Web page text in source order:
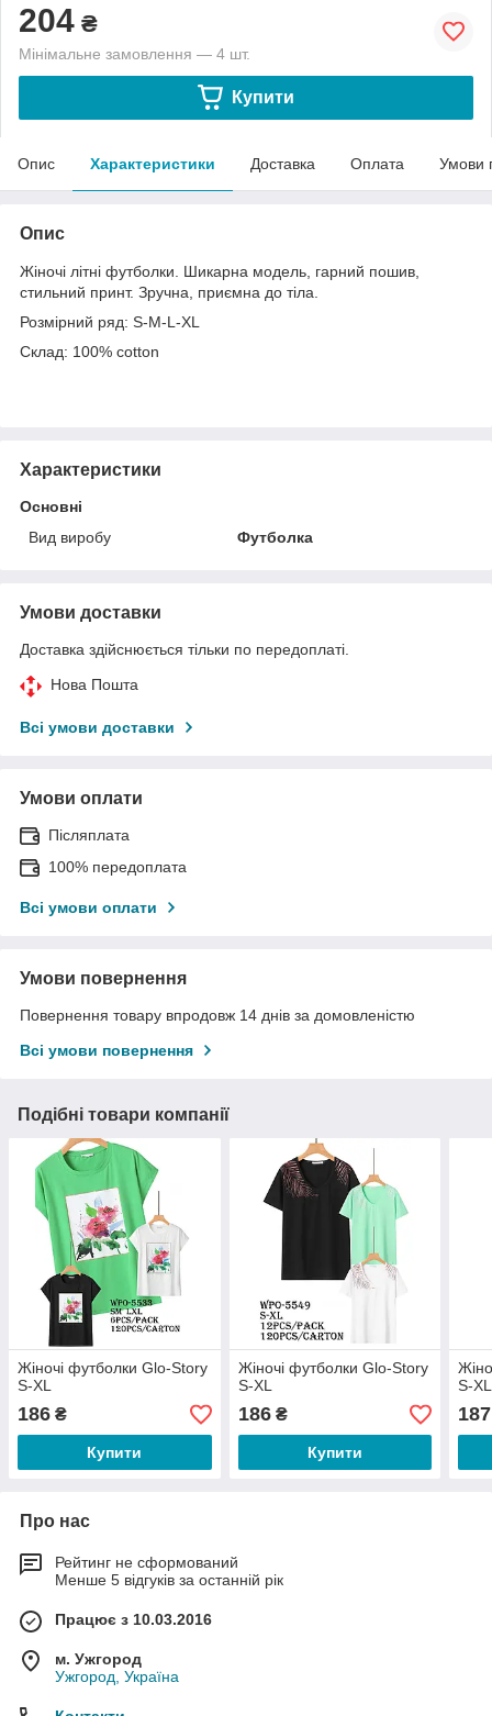
204 ₴
Мінімальне замовлення — 4 шт.
Купити
Опис Характеристики Доставка Оплата Умови
Опис
Жіночі літні футболки. Шикарна модель, гарний пошив,
стильний принт. Зручна, приємна до тіла.
Розмірний ряд: S-M-L-XL
Склад: 100% cotton
Характеристики
Основні
Вид виробу
Футболка
Умови доставки
Доставка здійснюється тільки по передоплаті.
Нова Пошта
Всі умови доставки
Умови оплати
Післяплата
100% передоплата
Всі умови оплати
Умови повернення
Повернення товару впродовж 14 днів за домовленістю
Всі умови повернення
Подібні товари компанії
Жіночі футболки Glo-Story
S-XL
186 ₴
Купити
Жіночі футболки Glo-Story
S-XL
186₴
Купити
S-XL
187
Про нас
Рейтинг не сформований
Менше 5 відгуків за останній рік
Працює з 10.03.2016
м. Ужгород
Ужгород, Україна